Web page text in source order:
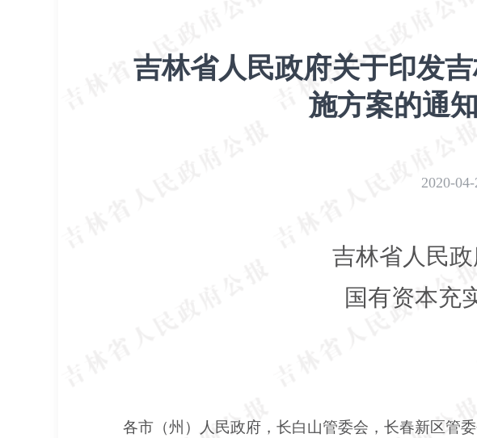
吉林省人民政府关于印发
施方案的通
2020-
吉林省人民
国有资本充
各市（州）人民政府，长白山管委会，长春新区管